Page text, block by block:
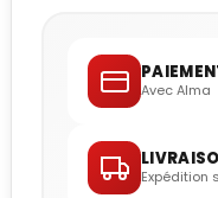
Avec Alma
Expédition